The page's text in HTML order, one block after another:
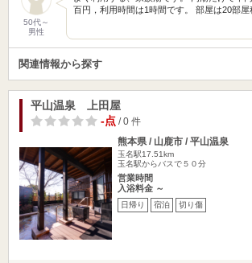
50代～
男性
百円，利用時間は1時間です。 部屋は20部屋
関連情報から探す
平山温泉 上田屋
-点/ 0 件
熊本県 / 山鹿市 / 平山温泉
玉名駅17.51km
玉名駅からバスで５０分
営業時間
入浴料金 ～
日帰り 宿泊 切り傷